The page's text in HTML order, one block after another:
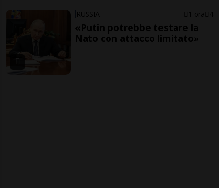
RUSSIA 1 ora 4
«Putin potrebbe testare la
Nato con attacco limitato»